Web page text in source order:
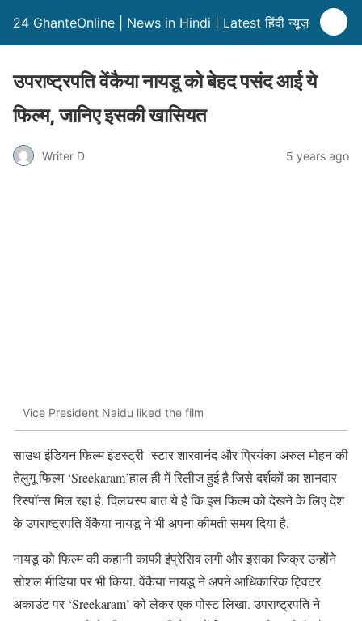
24 GhanteOnline | News in Hindi | Latest हिंदी न्यूज़
उपराष्ट्रपति वेंकैया नायडू को बेहद पसंद आई ये
फिल्म, जानिए इसकी खासियत
Writer D 5 years ago
Vice President Naidu liked the film
साउथ इंडियन फिल्म इंडस्ट्री स्टार शारवानंद और प्रियंका अरुल मोहन की
तेलुगू फिल्म ‘Sreekaram’हाल ही में रिलीज हुई है जिसे दर्शकों का शानदार
रिस्पॉन्स मिल रहा है. दिलचस्प बात ये है कि इस फिल्म को देखने के लिए देश
के उपराष्ट्रपति वेंकैया नायडू ने भी अपना कीमती समय दिया है.
नायडू को फिल्म की कहानी काफी इंप्रेसिव लगी और इसका जिक्र उन्होंने
सोशल मीडिया पर भी किया. वेंकैया नायडू ने अपने आधिकारिक ट्विटर
अकाउंट पर ‘Sreekaram’ को लेकर एक पोस्ट लिखा. उपराष्ट्रपति ने